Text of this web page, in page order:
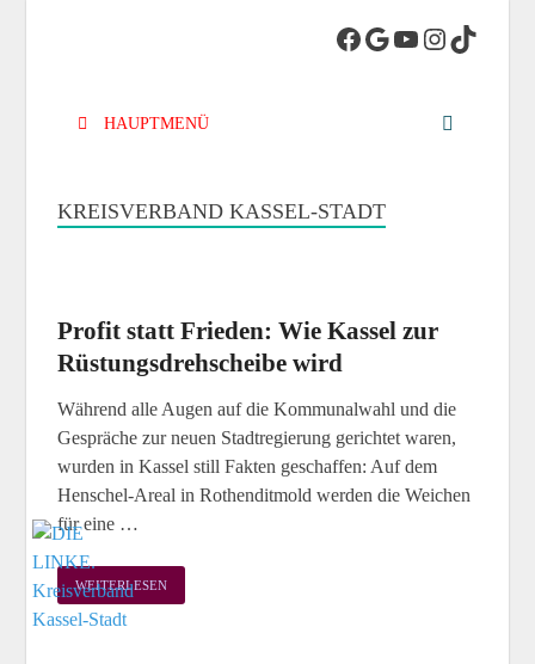
Kreisverband
Kassel-Stadt
HAUPTMENÜ
KREISVERBAND KASSEL-STADT
Profit statt Frieden: Wie Kassel zur
Rüstungsdrehscheibe wird
Während alle Augen auf die Kommunalwahl und die
Gespräche zur neuen Stadtregierung gerichtet waren,
wurden in Kassel still Fakten geschaffen: Auf dem
Henschel‑Areal in Rothenditmold werden die Weichen
für eine …
WEITERLESEN